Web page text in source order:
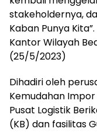
stakeholdernya,
Kaban Punya
Kantor Wilayah
(25/5/2023)
Dihadiri oleh
Kemudahan
Pusat Logistik
(KB) dan fasilitas